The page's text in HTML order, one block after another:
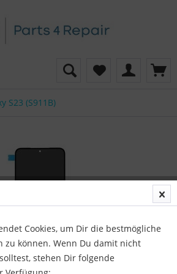
S23 (S911B)
Cookies, um Dir die bestmögliche
zu können. Wenn Du damit nicht
stehen Dir folgende